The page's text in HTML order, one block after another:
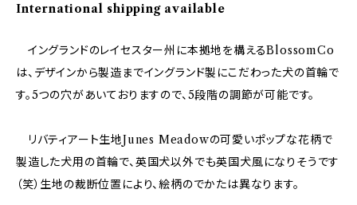
International shipping available
イングランドのレイセスター州に本拠地を構えるBlossomCo
は、デザインから製造までイングランド製にこだわった犬の首輪で
す。5つの穴があいておりますので、5段階の調節が可能です。
リバティアート生地Junes Meadowの可愛いポップな花柄で
製造した犬用の首輪で、英国犬以外でも英国犬風になりそうです
（笑）生地の裁断位置により、絵柄のでかたは異なります。